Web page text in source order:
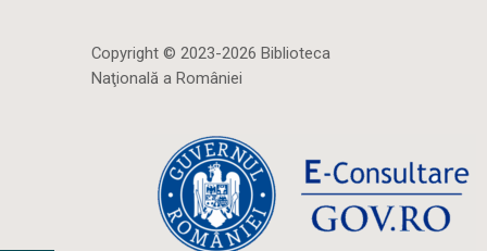
Copyright © 2023-2026 Biblioteca
Naţională a României